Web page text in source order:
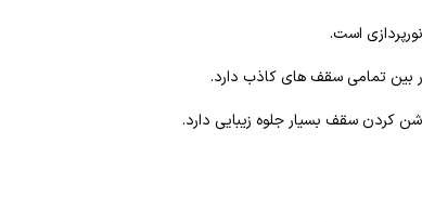
است.
بین تمامی سقف های کاذب دارد.
کردن سقف بسیار جلوه زیبایی دارد.